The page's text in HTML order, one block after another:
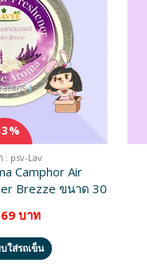
: psv-Lav
Camphor Air
Brezze ขนาด 30
69 บาท
ใส่รถเข็น